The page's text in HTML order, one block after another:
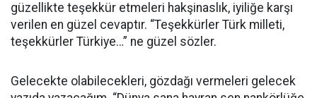
güzellikte teşekkür etmeleri hakşinaslık, iyiliğe karşı
verilen en güzel cevaptır. “Teşekkürler Türk milleti,
teşekkürler Türkiye…” ne güzel sözler.
Gelecekte olabilecekleri, gözdağı vermeleri gelecek